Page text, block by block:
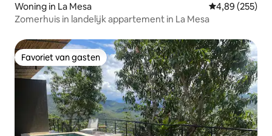
Woning in La Mesa Gemiddelde
4,89 (255)
Zomerhuis in landelijk appartement in La Mesa
Favoriet van gasten
Favoriet van gasten